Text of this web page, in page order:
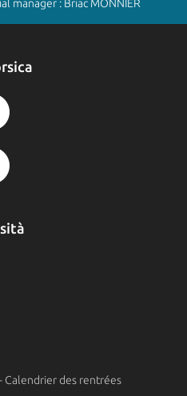
manager : Briac MONNIER
Calendrier des rentrées